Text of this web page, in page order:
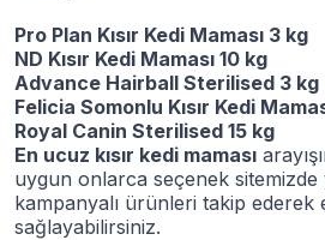
Pro Plan Kısır Kedi Maması 3 kg
ND Kısır Kedi Maması 10 kg
Advance Hairball Sterilised 3 kg
Felicia Somonlu Kısır Kedi
Royal Canin Sterilised 15 kg
En ucuz kısır kedi maması
uygun onlarca seçenek
kampanyalı ürünleri takip
sağlayabilirsiniz.